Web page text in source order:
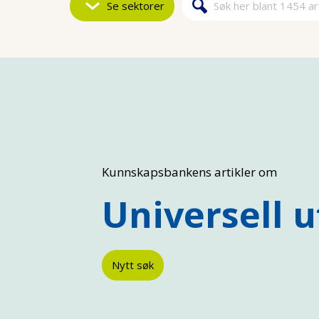
Se sektorer Søkeskjema
Søk
Kunnskapsbankens artikler om
Universell
Nytt søk